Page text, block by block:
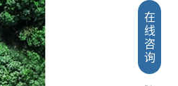
在
线
咨
询